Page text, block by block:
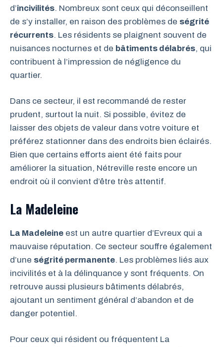
d’incivilités. Nombreux sont ceux qui déconseillent
de s’y installer, en raison des problèmes de ségrité
récurrents. Les résidents se plaignent souvent de
nuisances nocturnes et de bâtiments délabrés, qui
contribuent à l’impression de négligence du
quartier.
Dans ce secteur, il est recommandé de rester
prudent, surtout la nuit. Si possible, évitez de
laisser des objets de valeur dans votre voiture et
préférez stationner dans des endroits bien éclairés.
Bien que certains efforts aient été faits pour
améliorer la situation, Nétreville reste encore un
endroit où il convient d’être très attentif.
La Madeleine
La Madeleine est un autre quartier d’Evreux qui a
mauvaise réputation. Ce secteur souffre également
d’une ségrité permanente. Les problèmes liés aux
incivilités et à la délinquance y sont fréquents. On
retrouve aussi plusieurs bâtiments délabrés,
ajoutant un sentiment général d’abandon et de
danger potentiel.
Pour ceux qui résident ou fréquentent La